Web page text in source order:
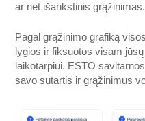
ar net išankstinis grąžinimas.
Pagal grąžinimo grafiką
lygios ir fiksuotos visam
laikotarpiui. ESTO
savo sutartis ir grąžinimus